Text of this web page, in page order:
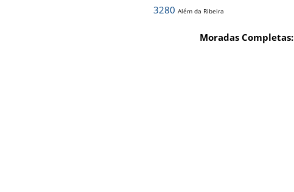
3280 Além da Ribeira
Moradas Completas: